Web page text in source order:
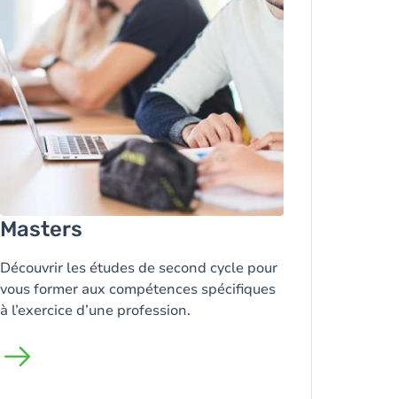
Masters
Découvrir les études de second cycle pour
vous former aux compétences spécifiques
à l’exercice d’une profession.